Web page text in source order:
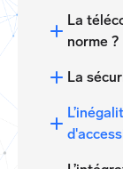
La
norme ?
La